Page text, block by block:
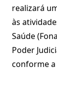
realizará
às
Saúde
Poder
conforme